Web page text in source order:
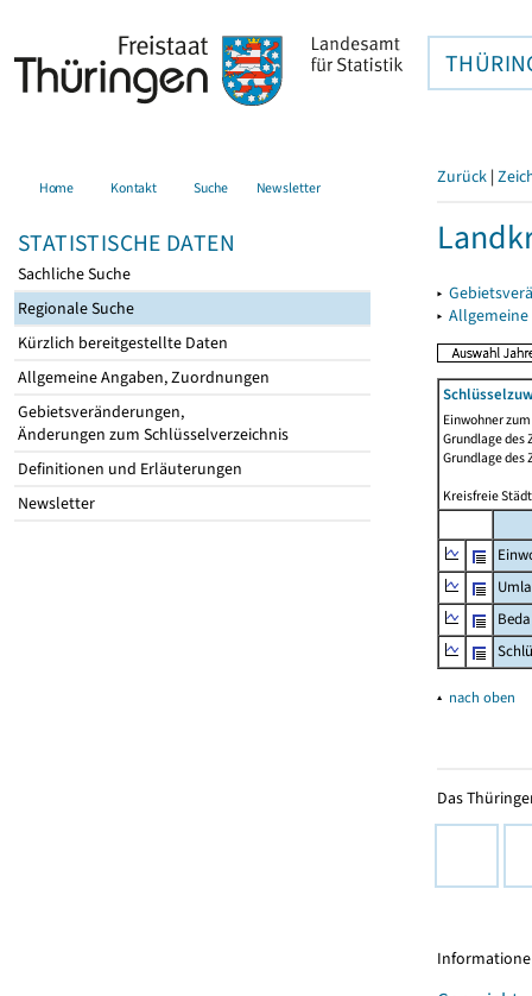
Home Kontakt Suche Newsletter
STATISTISCHE DATEN
Sachliche Suche
Regionale Suche
Kürzlich bereitgestellte Daten
Allgemeine Angaben, Zuordnungen
Gebietsveränderungen,
Änderungen zum Schlüsselverzeichnis
Definitionen und Erläuterungen
Newsletter
Zurück |
▸
▸
Einwohner
Grundlage des
Grundlage des
Kreisfreie
▴ nach oben
Das